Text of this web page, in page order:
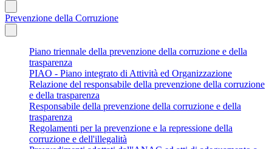
Prevenzione della Corruzione
Piano triennale della prevenzione della corruzione e della
trasparenza
PIAO - Piano integrato di Attività ed Organizzazione
Relazione del responsabile della prevenzione della corruzione
e della trasparenza
Responsabile della prevenzione della corruzione e della
trasparenza
Regolamenti per la prevenzione e la repressione della
corruzione e dell'illegalità